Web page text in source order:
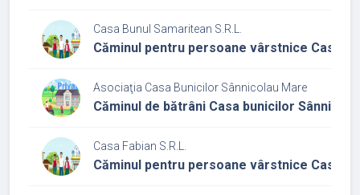
Casa Bunul Samaritean S.R.L.
Căminul pentru persoane vârstnice Casa
Asociaţia Casa Bunicilor Sânnicolau Mare
Căminul de bătrâni Casa bunicilor
Casa Fabian S.R.L.
Căminul pentru persoane vârstnice Casa